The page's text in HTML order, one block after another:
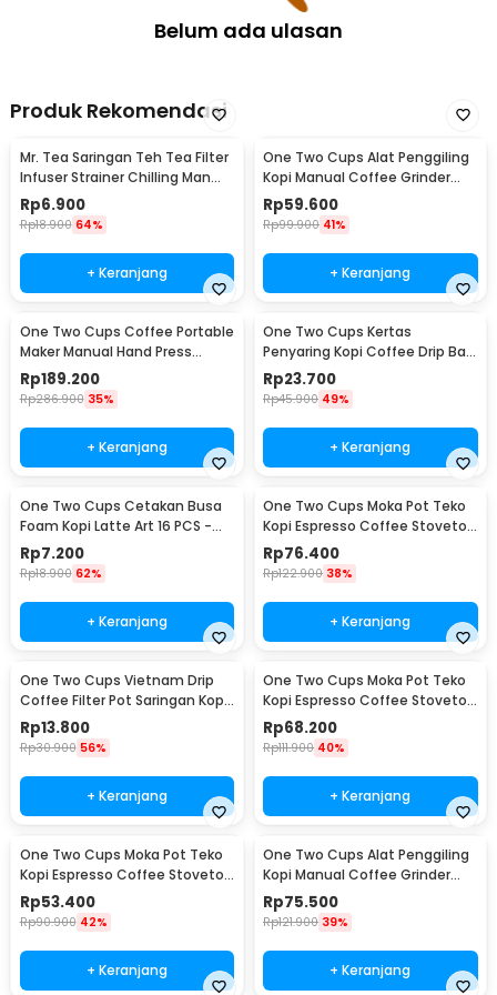
Belum ada ulasan
Produk Rekomendasi
Mr. Tea Saringan Teh Tea Filter
Infuser Strainer Chilling Man
Silicon - MR03
Rp6.900
Rp18.900 64%
+ Keranjang
One Two Cups Alat Penggiling
Kopi Manual Coffee Grinder
Portable - WFCG9800
Rp59.600
Rp99.900 41%
+ Keranjang
One Two Cups Coffee Portable
Maker Manual Hand Press
Espresso 300ml - T35066
Rp189.200
Rp286.900 35%
+ Keranjang
One Two Cups Kertas
Penyaring Kopi Coffee Drip Bag
Paper Filter 50PCS - T111
Rp23.700
Rp45.900 49%
+ Keranjang
One Two Cups Cetakan Busa
Foam Kopi Latte Art 16 PCS -
JJYE01
Rp7.200
Rp18.900 62%
+ Keranjang
One Two Cups Moka Pot Teko
Kopi Espresso Coffee Stovetop
6 Cup 300ml - Z20
Rp76.400
Rp122.900 38%
+ Keranjang
One Two Cups Vietnam Drip
Coffee Filter Pot Saringan Kopi
180ml 8Q - LC1
Rp13.800
Rp30.900 56%
+ Keranjang
One Two Cups Moka Pot Teko
Kopi Espresso Coffee Stovetop
4 Cup 200ml - Z20
Rp68.200
Rp111.900 40%
+ Keranjang
One Two Cups Moka Pot Teko
Kopi Espresso Coffee Stovetop
2 Cup 100ml - Z20
Rp53.400
Rp90.900 42%
+ Keranjang
One Two Cups Alat Penggiling
Kopi Manual Coffee Grinder
Wood - 16290
Rp75.500
Rp121.900 39%
+ Keranjang